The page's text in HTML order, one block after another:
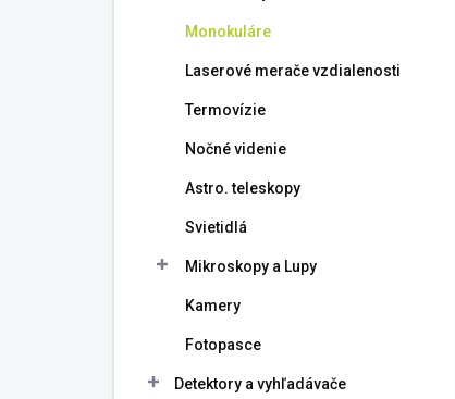
Monokuláre
Laserové merače vzdialenosti
Termovízie
Nočné videnie
Astro. teleskopy
Svietidlá
Mikroskopy a Lupy
Kamery
Fotopasce
Detektory a vyhľadávače